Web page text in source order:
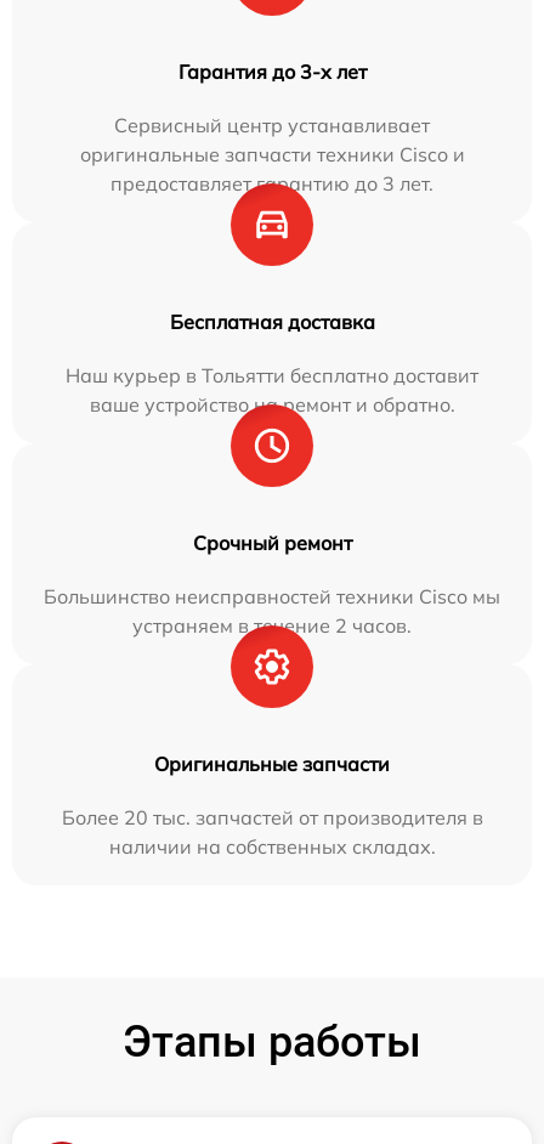
Гарантия до 3-х лет
Сервисный центр устанавливает
оригинальные запчасти техники Cisco и
предоставляет гарантию до 3 лет.
Бесплатная доставка
Наш курьер в Тольятти бесплатно доставит
ваше устройство на ремонт и обратно.
Срочный ремонт
Большинство неисправностей техники Cisco мы
устраняем в течение 2 часов.
Оригинальные запчасти
Более 20 тыс. запчастей от производителя в
наличии на собственных складах.
Этапы работы